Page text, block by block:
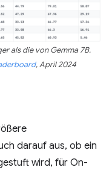
als die von Gemma 7B.
, April 2024
darauf aus, ob ein
wird, für On-